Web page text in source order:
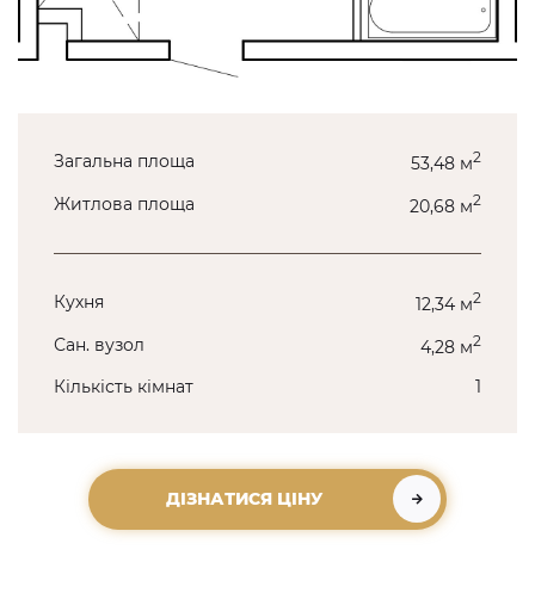
Загальна площа 53,48 м2
Житлова площа 20,68 м2
Кухня 12,34 м2
Сан. вузол 4,28 м2
Кількість кімнат 1
ДІЗНАТИСЯ ЦІНУ